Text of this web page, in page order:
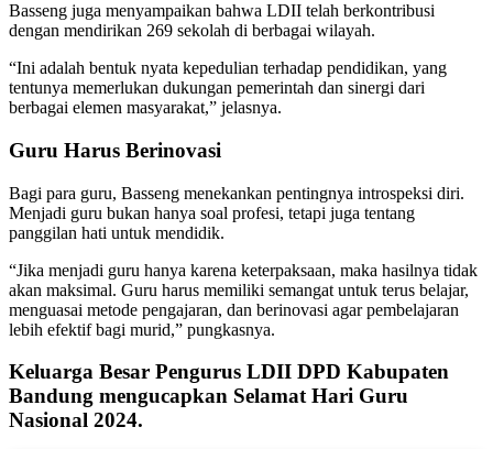
Basseng juga menyampaikan bahwa LDII telah berkontribusi
dengan mendirikan 269 sekolah di berbagai wilayah.
“Ini adalah bentuk nyata kepedulian terhadap pendidikan, yang
tentunya memerlukan dukungan pemerintah dan sinergi dari
berbagai elemen masyarakat,” jelasnya.
Guru Harus Berinovasi
Bagi para guru, Basseng menekankan pentingnya introspeksi diri.
Menjadi guru bukan hanya soal profesi, tetapi juga tentang
panggilan hati untuk mendidik.
“Jika menjadi guru hanya karena keterpaksaan, maka hasilnya tidak
akan maksimal. Guru harus memiliki semangat untuk terus belajar,
menguasai metode pengajaran, dan berinovasi agar pembelajaran
lebih efektif bagi murid,” pungkasnya.
Keluarga Besar Pengurus LDII DPD Kabupaten
Bandung mengucapkan Selamat Hari Guru
Nasional 2024.